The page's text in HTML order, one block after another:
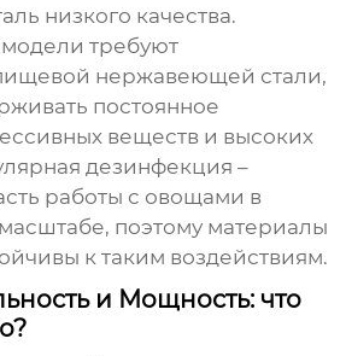
низкого качества.
требуют
нержавеющей стали,
постоянное
веществ и высоких
дезинфекция –
работы с овощами в
поэтому материалы
к таким воздействиям.
и Мощность: что